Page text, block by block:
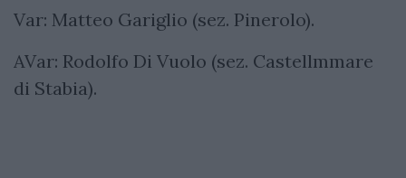
Var: Matteo Gariglio (sez. Pinerolo).
AVar: Rodolfo Di Vuolo (sez. Castellmmare
di Stabia).